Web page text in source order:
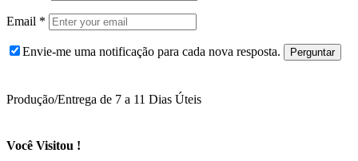
Email *
Envie-me uma notificação para cada nova resposta.
Produção/Entrega de 7 a 11 Dias Úteis
Você Visitou !